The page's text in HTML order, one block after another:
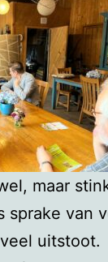
maar
sprake van
uitstoot.